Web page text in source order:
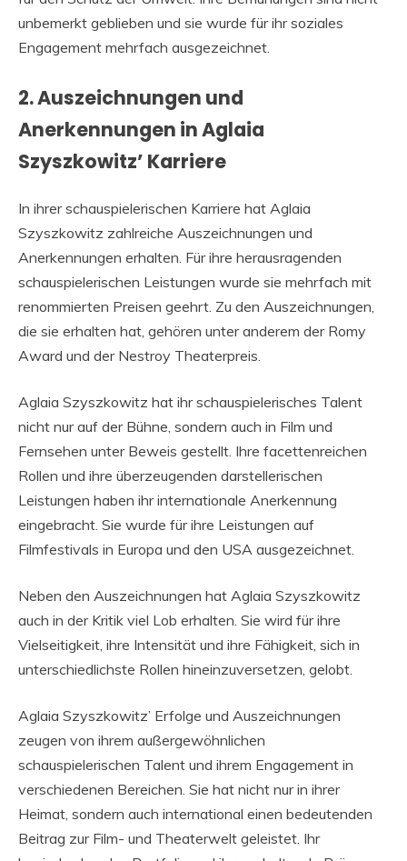
unbemerkt geblieben und sie wurde für ihr soziales
Engagement mehrfach ausgezeichnet.
2. Auszeichnungen und
Anerkennungen in Aglaia
Szyszkowitz’ Karriere
In ihrer schauspielerischen Karriere hat Aglaia
Szyszkowitz zahlreiche Auszeichnungen und
Anerkennungen erhalten. Für ihre herausragenden
schauspielerischen Leistungen wurde sie mehrfach mit
renommierten Preisen geehrt. Zu den Auszeichnungen,
die sie erhalten hat, gehören unter anderem der Romy
Award und der Nestroy Theaterpreis.
Aglaia Szyszkowitz hat ihr schauspielerisches Talent
nicht nur auf der Bühne, sondern auch in Film und
Fernsehen unter Beweis gestellt. Ihre facettenreichen
Rollen und ihre überzeugenden darstellerischen
Leistungen haben ihr internationale Anerkennung
eingebracht. Sie wurde für ihre Leistungen auf
Filmfestivals in Europa und den USA ausgezeichnet.
Neben den Auszeichnungen hat Aglaia Szyszkowitz
auch in der Kritik viel Lob erhalten. Sie wird für ihre
Vielseitigkeit, ihre Intensität und ihre Fähigkeit, sich in
unterschiedlichste Rollen hineinzuversetzen, gelobt.
Aglaia Szyszkowitz’ Erfolge und Auszeichnungen
zeugen von ihrem außergewöhnlichen
schauspielerischen Talent und ihrem Engagement in
verschiedenen Bereichen. Sie hat nicht nur in ihrer
Heimat, sondern auch international einen bedeutenden
Beitrag zur Film- und Theaterwelt geleistet. Ihr